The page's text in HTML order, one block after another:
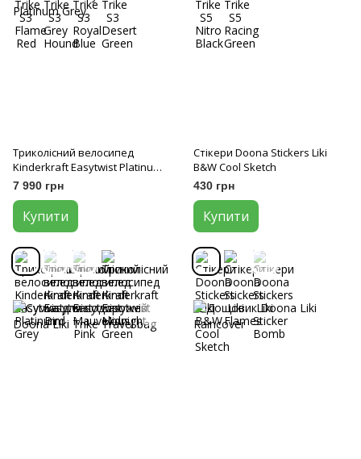
Триколісний велосипед
Kinderkraft Easytwist Platinum
Grey
7 990 грн
Купити
Стікери Doona Stickers Liki
B&W Cool Sketch
430 грн
Купити